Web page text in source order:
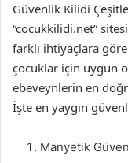
Güvenlik Kilidi
“cocukkilidi.net”
farklı ihtiyaçlara
çocuklar için uygun
ebeveynlerin en
İşte en yaygın
Manyetik